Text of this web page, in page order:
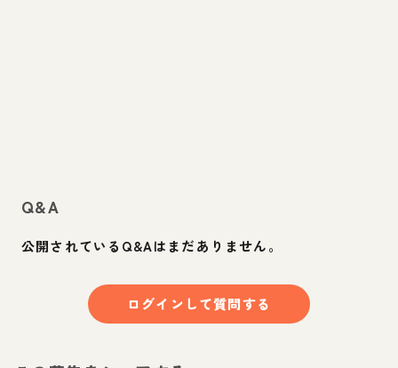
Q&A
公開されているQ&Aはまだありません。
ログインして質問する